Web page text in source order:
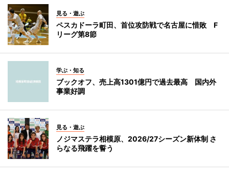
見る・遊ぶ
ペスカドーラ町田、首位攻防戦で名古屋に惜敗 F
リーグ第8節
学ぶ・知る
ブックオフ、売上高1301億円で過去最高 国内外
事業好調
見る・遊ぶ
ノジマステラ相模原、2026/27シーズン新体制 さ
らなる飛躍を誓う